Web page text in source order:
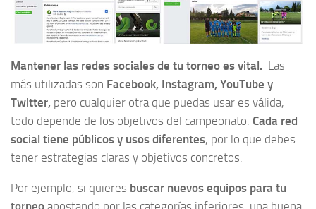
Mantener las redes sociales de tu torneo es vital. Las
más utilizadas son Facebook, Instagram, YouTube y
Twitter, pero cualquier otra que puedas usar es válida,
todo depende de los objetivos del campeonato. Cada red
social tiene públicos y usos diferentes, por lo que debes
tener estrategias claras y objetivos concretos.
Por ejemplo, si quieres buscar nuevos equipos para tu
torneo apostando por las categorías inferiores, una buena